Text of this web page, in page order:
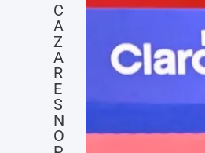
C
A
Z
A
R
E
S
N
O